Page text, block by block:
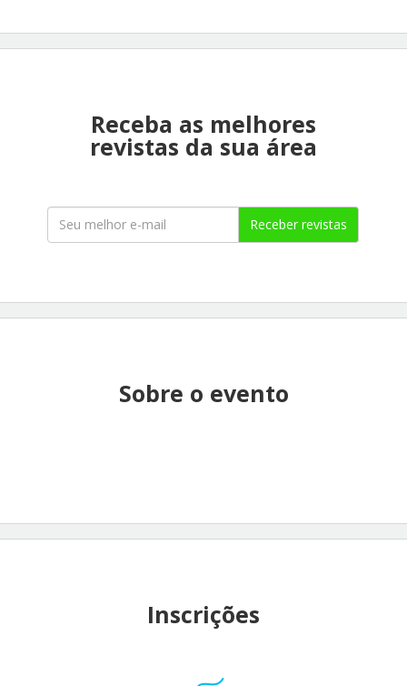
Receba as melhores
revistas da sua área
Receber revistas
Sobre o evento
Inscrições